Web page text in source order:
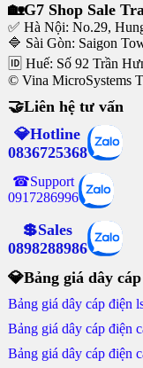
🏡G7 Shop Sale
✅ Hà Nội: No.29,
🔷 Sài Gòn: Saigon
🆔 Huế: Số 92 Trần
© Vina MicroSystems
🤝Liên hệ tư vấn
💎Hotline
0836725368
☎Support
0917286996
💲Sales
0898288986
💎Bảng giá dây
Bảng giá dây cáp điện
Bảng giá dây cáp điện
Bảng giá dây cáp điện